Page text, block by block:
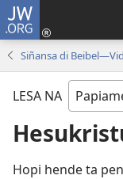
JW.ORG
Siñansa di
LESA NA
Hopi hende ta